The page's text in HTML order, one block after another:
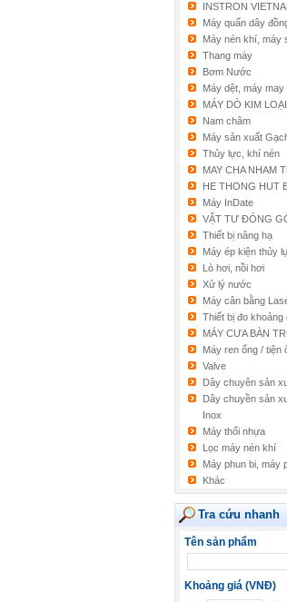
INSTRON
Máy quấn dây
Máy nén khí, máy
Thang máy
Bơm Nước
Máy dệt, máy may
MÁY DÒ KIM LOẠI
Nam châm
Máy sản xuất
Thủy lực, khí nén
MAY CHA NHAM
HE THONG HUT
Máy InDate
VẬT TƯ ĐÓNG
Thiết bị nâng hạ
Máy ép kiện thủy
Lò hơi, nồi hơi
Xử lý nước
Máy cân bằng
Thiết bị đo khoảng
MÁY CƯA BÀN
Máy ren ống / tiện
Valve
Dây chuyên sản
Dây chuyền sản
Inox
Máy thổi nhựa
Lọc máy nén khí
Máy phun bi, máy
Khác
Tra cứu nhanh
Tên sản phẩm
Khoảng giá (VNĐ)